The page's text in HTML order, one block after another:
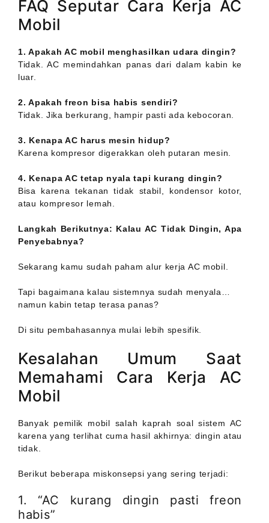
FAQ Seputar Cara Kerja AC
Mobil
1. Apakah AC mobil menghasilkan udara dingin?
Tidak. AC memindahkan panas dari dalam kabin ke
luar.
2. Apakah freon bisa habis sendiri?
Tidak. Jika berkurang, hampir pasti ada kebocoran.
3. Kenapa AC harus mesin hidup?
Karena kompresor digerakkan oleh putaran mesin.
4. Kenapa AC tetap nyala tapi kurang dingin?
Bisa karena tekanan tidak stabil, kondensor kotor,
atau kompresor lemah.
Langkah Berikutnya: Kalau AC Tidak Dingin, Apa
Penyebabnya?
Sekarang kamu sudah paham alur kerja AC mobil.
Tapi bagaimana kalau sistemnya sudah menyala…
namun kabin tetap terasa panas?
Di situ pembahasannya mulai lebih spesifik.
Kesalahan Umum Saat
Memahami Cara Kerja AC
Mobil
Banyak pemilik mobil salah kaprah soal sistem AC
karena yang terlihat cuma hasil akhirnya: dingin atau
tidak.
Berikut beberapa miskonsepsi yang sering terjadi:
1. “AC kurang dingin pasti freon
habis”